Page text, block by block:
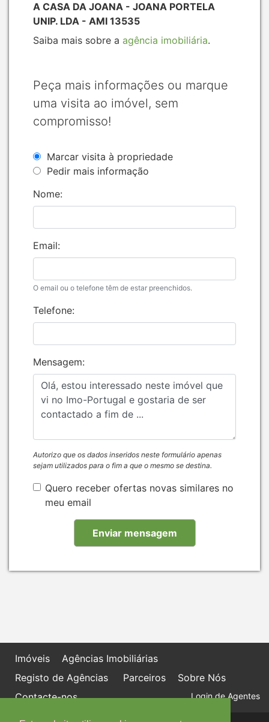
A CASA DA JOANA - JOANA PORTELA
UNIP. LDA - AMI 13535
Saiba mais sobre a agência imobiliária.
Peça mais informações ou marque
uma visita ao imóvel, sem
compromisso!
Marcar visita à propriedade
Pedir mais informação
Nome:
Email:
O email ou o telefone têm de estar preenchidos.
Telefone:
Mensagem:
Autorizo que os dados inseridos neste formulário apenas
sejam utilizados para o fim a que o mesmo se destina.
Quero receber ofertas novas similares no
meu email
Imóveis
Agências Imobiliárias
Registo de Agências
Parceiros
Sobre Nós
Contacte-nos
Login de Agentes